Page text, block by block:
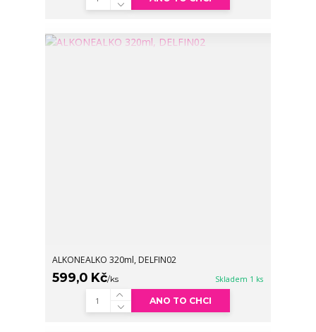
ALKONEALKO 320ml, DELFIN02
599,0 Kč/ks Skladem 1 ks
ANO TO CHCI